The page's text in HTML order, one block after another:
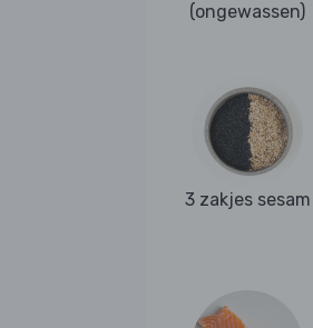
(ongewassen)
3 zakjes sesam